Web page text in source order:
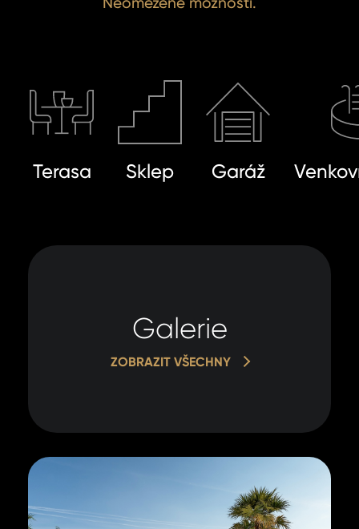
Terasa Sklep Garáž
Galerie
ZOBRAZIT VŠECHNY